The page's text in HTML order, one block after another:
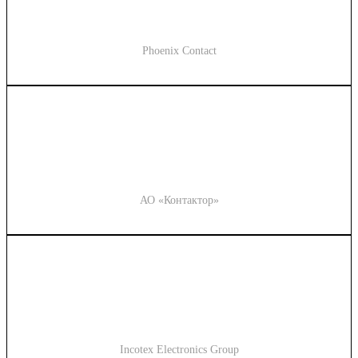
Phoenix Contact
АО «Контактор»
Incotex Electronics Group